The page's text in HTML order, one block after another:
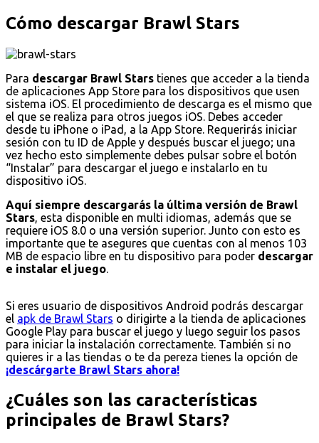
Cómo descargar Brawl Stars
Para descargar Brawl Stars tienes que acceder a la tienda
de aplicaciones App Store para los dispositivos que usen
sistema iOS. El procedimiento de descarga es el mismo que
el que se realiza para otros juegos iOS. Debes acceder
desde tu iPhone o iPad, a la App Store. Requerirás iniciar
sesión con tu ID de Apple y después buscar el juego; una
vez hecho esto simplemente debes pulsar sobre el botón
“Instalar” para descargar el juego e instalarlo en tu
dispositivo iOS.
Aquí siempre descargarás la última versión de Brawl
Stars, esta disponible en multi idiomas, además que se
requiere iOS 8.0 o una versión superior. Junto con esto es
importante que te asegures que cuentas con al menos 103
MB de espacio libre en tu dispositivo para poder descargar
e instalar el juego.
Si eres usuario de dispositivos Android podrás descargar
el apk de Brawl Stars o dirigirte a la tienda de aplicaciones
Google Play para buscar el juego y luego seguir los pasos
para iniciar la instalación correctamente. También si no
quieres ir a las tiendas o te da pereza tienes la opción de
¡descárgarte Brawl Stars ahora!
¿Cuáles son las características
principales de Brawl Stars?